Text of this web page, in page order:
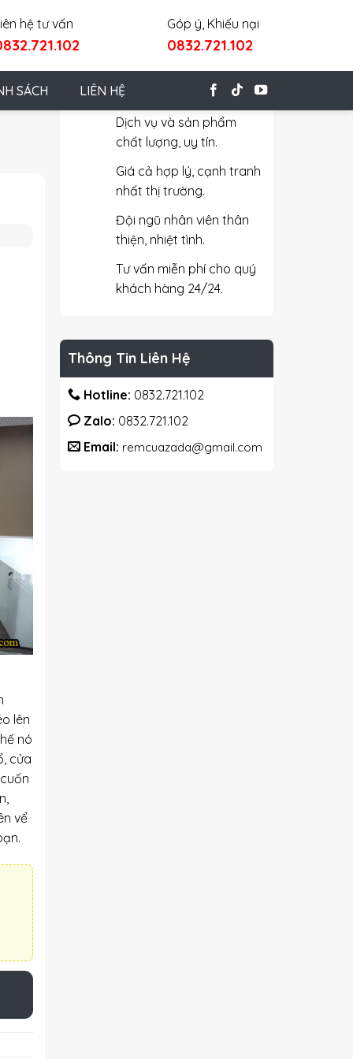
hệ tư vấn Góp ý, Khiếu nại
0832.721.102
SÁCH LIÊN HỆ
Cam Kết Với Khách Hàng
Dịch vụ và sản phẩm
chất lượng, uy tín.
Giá cả hợp lý, cạnh tranh
nhất thị trường.
Đội ngũ nhân viên thân
thiện, nhiệt tình.
Tư vấn miễn phí cho quý
khách hàng 24/24.
Thông Tin Liên Hệ
Hotline: 0832.721.102
Zalo: 0832.721.102
Email: remcuazada@gmail.com
lên
nó
cửa
vể